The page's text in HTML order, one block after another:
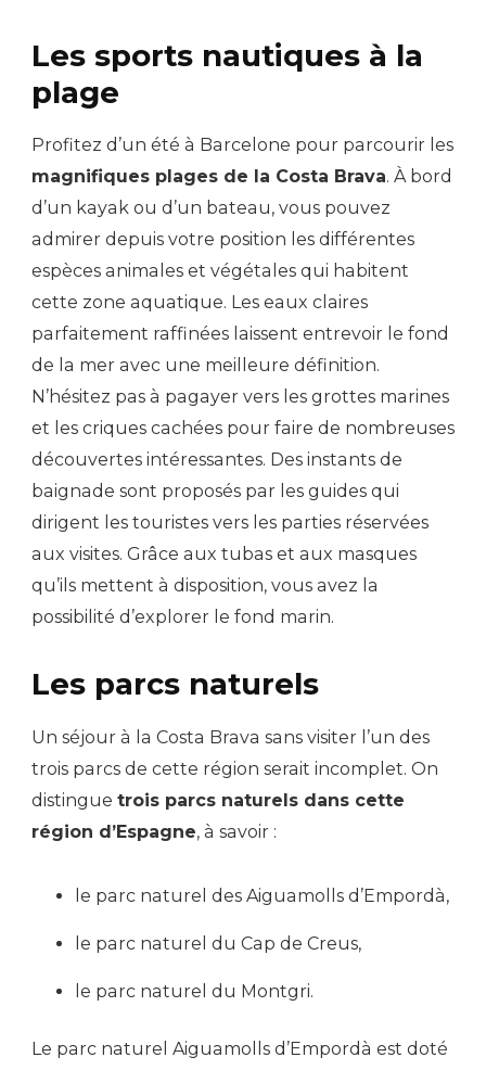
Les sports nautiques à la
plage
Profitez d’un été à Barcelone pour parcourir les
magnifiques plages de la Costa Brava. À bord
d’un kayak ou d’un bateau, vous pouvez
admirer depuis votre position les différentes
espèces animales et végétales qui habitent
cette zone aquatique. Les eaux claires
parfaitement raffinées laissent entrevoir le fond
de la mer avec une meilleure définition.
N’hésitez pas à pagayer vers les grottes marines
et les criques cachées pour faire de nombreuses
découvertes intéressantes. Des instants de
baignade sont proposés par les guides qui
dirigent les touristes vers les parties réservées
aux visites. Grâce aux tubas et aux masques
qu’ils mettent à disposition, vous avez la
possibilité d’explorer le fond marin.
Les parcs naturels
Un séjour à la Costa Brava sans visiter l’un des
trois parcs de cette région serait incomplet. On
distingue trois parcs naturels dans cette
région d’Espagne, à savoir :
le parc naturel des Aiguamolls d’Empordà,
le parc naturel du Cap de Creus,
le parc naturel du Montgri.
Le parc naturel Aiguamolls d’Empordà est doté